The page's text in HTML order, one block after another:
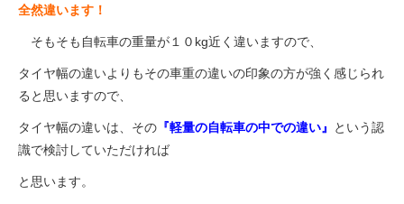
全然違います！
そもそも自転車の重量が１０kg近く違いますので、
タイヤ幅の違いよりもその車重の違いの印象の方が強く感じられ
ると思いますので、
タイヤ幅の違いは、その 『軽量の自転車の中での違い』
という認
識で検討していただければ
と思います。